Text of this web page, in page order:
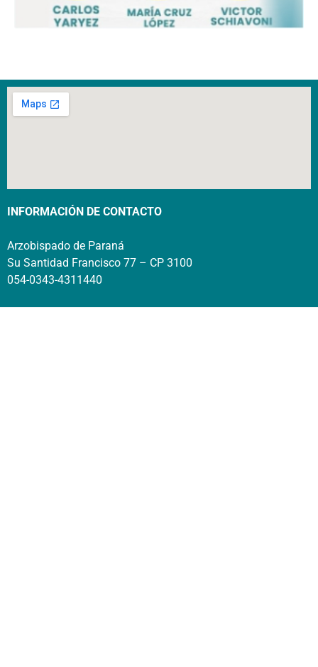
INFORMACIÓN DE CONTACTO
Arzobispado de Paraná
Su Santidad Francisco 77 – CP 3100
054-0343-4311440